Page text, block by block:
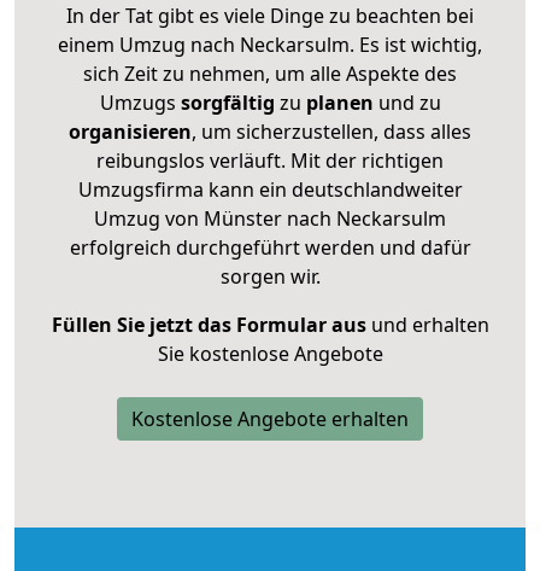
In der Tat gibt es viele Dinge zu beachten bei
einem Umzug nach Neckarsulm. Es ist wichtig,
sich Zeit zu nehmen, um alle Aspekte des
Umzugs sorgfältig zu planen und zu
organisieren, um sicherzustellen, dass alles
reibungslos verläuft. Mit der richtigen
Umzugsfirma kann ein deutschlandweiter
Umzug von Münster nach Neckarsulm
erfolgreich durchgeführt werden und dafür
sorgen wir.
Füllen Sie jetzt das Formular ausund erhalten
Sie kostenlose Angebote
Kostenlose Angebote erhalten